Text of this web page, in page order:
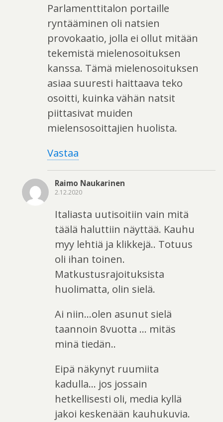
Parlamenttitalon portaille
ryntääminen oli natsien
provokaatio, jolla ei ollut mitään
tekemistä mielenosoituksen
kanssa. Tämä mielenosoituksen
asiaa suuresti haittaava teko
osoitti, kuinka vähän natsit
piittasivat muiden
mielensosoittajien huolista.
Vastaa
Raimo Naukarinen
2.12.2020
Italiasta uutisoitiin vain mitä
täälä haluttiin näyttää. Kauhu
myy lehtiä ja klikkejä.. Totuus
oli ihan toinen.
Matkustusrajoituksista
huolimatta, olin sielä.
Ai niin…olen asunut sielä
taannoin 8vuotta … mitäs
minä tiedän..
Eipä näkynyt ruumiita
kadulla… jos jossain
hetkellisesti oli, media kyllä
jakoi keskenään kauhukuvia.